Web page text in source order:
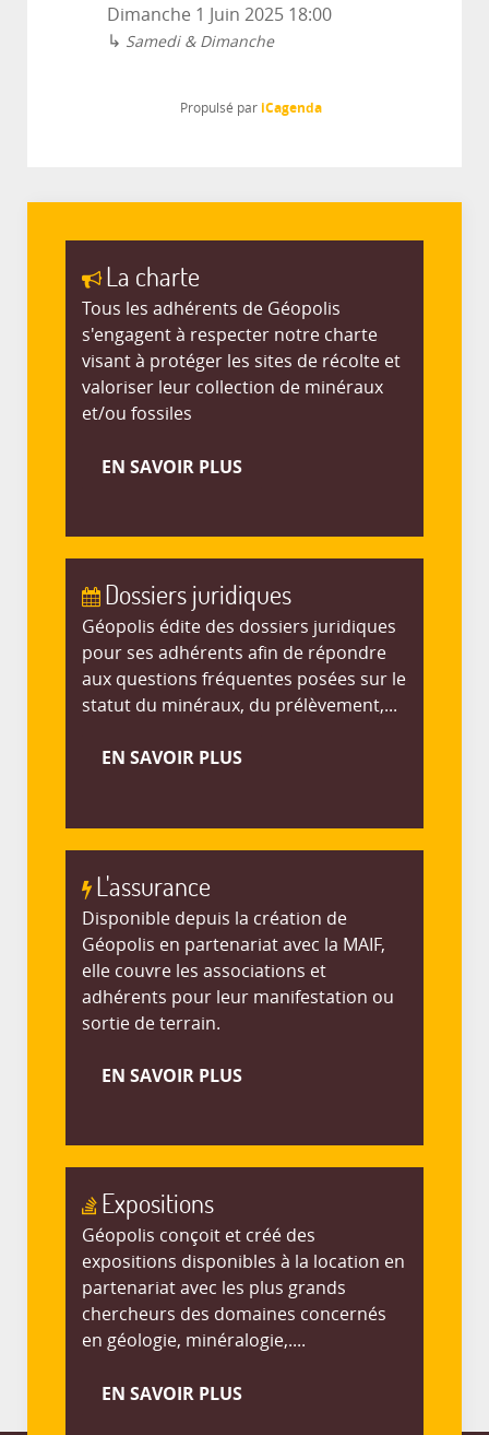
Dimanche 1 Juin 2025 18:00
↳ Samedi & Dimanche
Propulsé par iCagenda
La charte
Tous les adhérents de Géopolis
s'engagent à respecter notre charte
visant à protéger les sites de récolte et
valoriser leur collection de minéraux
et/ou fossiles
EN SAVOIR PLUS
Dossiers juridiques
Géopolis édite des dossiers juridiques
pour ses adhérents afin de répondre
aux questions fréquentes posées sur le
statut du minéraux, du prélèvement,...
EN SAVOIR PLUS
L'assurance
Disponible depuis la création de
Géopolis en partenariat avec la MAIF,
elle couvre les associations et
adhérents pour leur manifestation ou
sortie de terrain.
EN SAVOIR PLUS
Expositions
Géopolis conçoit et créé des
expositions disponibles à la location en
partenariat avec les plus grands
chercheurs des domaines concernés
en géologie, minéralogie,....
EN SAVOIR PLUS